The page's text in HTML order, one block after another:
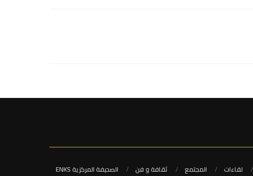
لقاءات المجتمع ثقافة و فن الصحيفة المركزية ENKS